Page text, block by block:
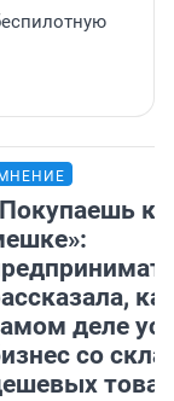
МНЕНИЕ
деле
со